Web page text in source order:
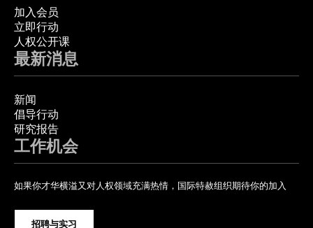
加入会员
立即行动
人权公开课
最新消息
新闻
倡导行动
研究报告
工作机会
如果你才华横溢又对人权领域充满热情，国际特赦组织期待你的加入
招聘与实习